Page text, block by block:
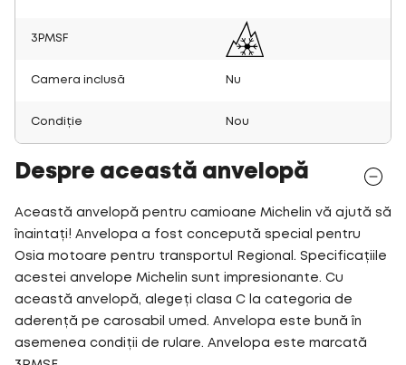
3PMSF
Camera inclusă Nu
Condiție Nou
Despre această anvelopă
Această anvelopă pentru camioane Michelin vă ajută să
înaintați! Anvelopa a fost concepută special pentru
Osia motoare pentru transportul Regional. Specificațiile
acestei anvelope Michelin sunt impresionante. Cu
această anvelopă, alegeți clasa C la categoria de
aderență pe carosabil umed. Anvelopa este bună în
asemenea condiții de rulare. Anvelopa este marcată